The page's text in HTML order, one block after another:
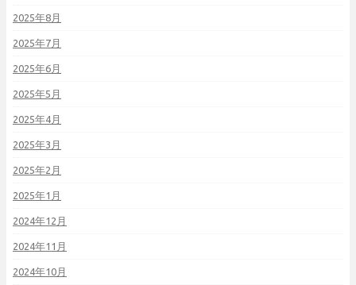
2025年8月
2025年7月
2025年6月
2025年5月
2025年4月
2025年3月
2025年2月
2025年1月
2024年12月
2024年11月
2024年10月